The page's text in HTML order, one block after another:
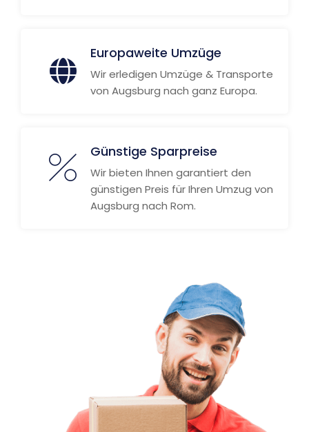
Europaweite Umzüge
Wir erledigen Umzüge & Transporte
von Augsburg nach ganz Europa.
Günstige Sparpreise
Wir bieten Ihnen garantiert den
günstigen Preis für Ihren Umzug von
Augsburg nach Rom.